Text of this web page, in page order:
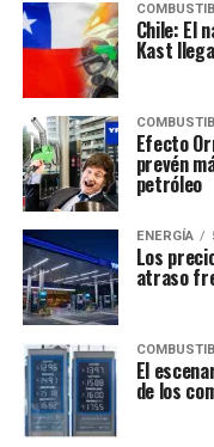
Chile: El
Kast
Efecto
prevén
petróleo
ENERGÍA
Los
atraso
El
de los